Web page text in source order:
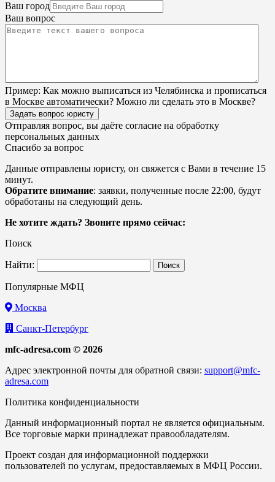
Ваш город
Ваш вопрос
Пример: Как можно выписаться из Челябинска и прописаться
в Москве автоматически? Можно ли сделать это в Москве?
Задать вопрос юристу
Отправляя вопрос, вы даёте согласие на обработку
персональных данных
Спасибо за вопрос
Данные отправлены юристу, он свяжется с Вами в течение 15
минут.
Обратите внимание: заявки, полученные после 22:00, будут
обработаны на следующий день.
Не хотите ждать? Звоните прямо сейчас:
Поиск
Найти:
Популярные МФЦ
Москва
Санкт-Петербург
mfc-adresa.com © 2026
Адрес электронной почты для обратной связи: support@mfc-
adresa.com
Политика конфиденциальности
Данный информационный портал не является официальным.
Все торговые марки принадлежат правообладателям.
Проект создан для информационной поддержки
пользователей по услугам, предоставляемых в МФЦ России.